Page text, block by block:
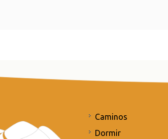
Caminos
Dormir